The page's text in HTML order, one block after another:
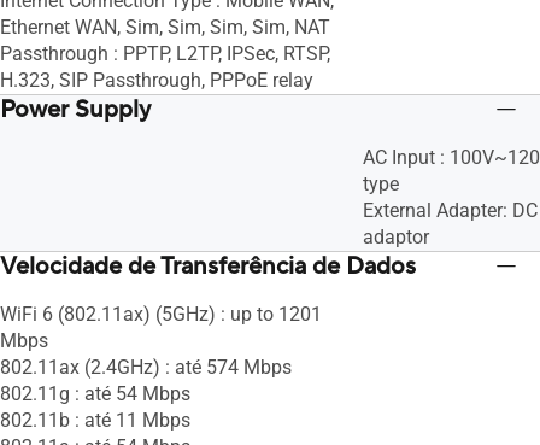
Ethernet WAN, Sim, Sim, Sim, Sim, NAT
Passthrough : PPTP, L2TP, IPSec, RTSP,
H.323, SIP Passthrough, PPPoE relay
Power Supply
AC Input :
type
External Adapter:
adaptor
Velocidade de Transferência de Dados
WiFi 6 (802.11ax) (5GHz) : up to 1201
Mbps
802.11ax (2.4GHz) : até 574 Mbps
802.11g : até 54 Mbps
802.11b : até 11 Mbps